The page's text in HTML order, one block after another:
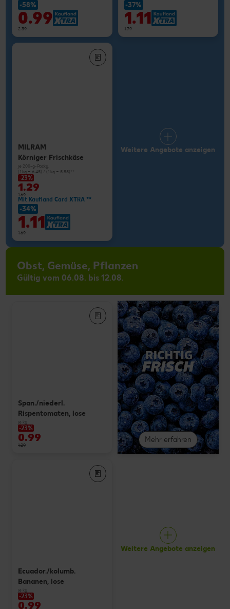
-58%
0.99
2.39
-37%
1.11
1.79
MILRAM
Körniger Frischkäse
je 200-g-Packg.
(1 kg = 6.45) / (1 kg = 5.55)**
-23%
1.29
1.69
Mit Kaufland Card XTRA **
-34%
1.11
1.69
Weitere Angebote anzeigen
Obst, Gemüse, Pflanzen
Gültig vom 06.08. bis 12.08.
Mehr erfahren
Span./niederl.
Rispentomaten, lose
je kg
-23%
0.99
1.29
Ecuador./kolumb.
Bananen, lose
je kg
-23%
0.99
Weitere Angebote anzeigen